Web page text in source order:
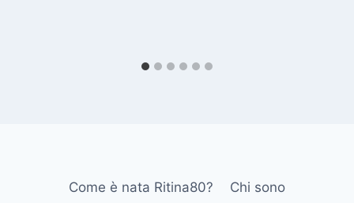
Come è nata Ritina80? Chi sono